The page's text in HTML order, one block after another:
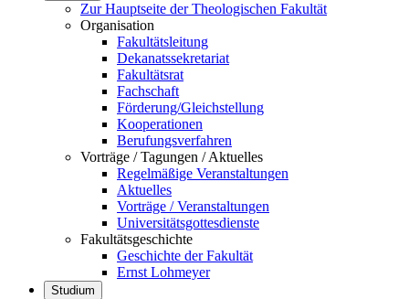
Zur Hauptseite der Theologischen Fakultät
Organisation
Fakultätsleitung
Dekanatssekretariat
Fakultätsrat
Fachschaft
Förderung/Gleichstellung
Kooperationen
Berufungsverfahren
Vorträge / Tagungen / Aktuelles
Regelmäßige Veranstaltungen
Aktuelles
Vorträge / Veranstaltungen
Universitätsgottesdienste
Fakultätsgeschichte
Geschichte der Fakultät
Ernst Lohmeyer
Studium